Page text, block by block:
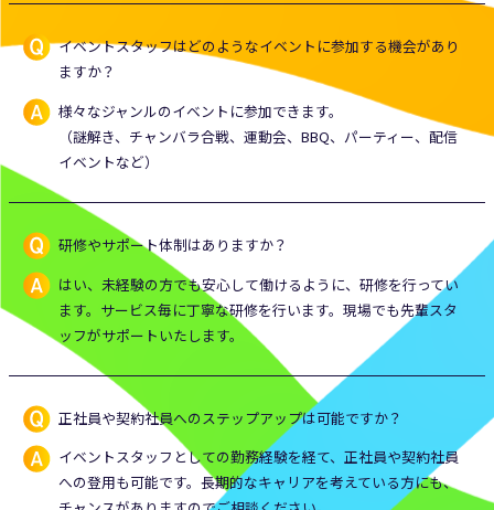
イベントスタッフはどのようなイベントに参加する機会があり
ますか？
様々なジャンルのイベントに参加できます。
（謎解き、チャンバラ合戦、運動会、BBQ、パーティー、配信
イベントなど）
研修やサポート体制はありますか？
はい、未経験の方でも安心して働けるように、研修を行ってい
ます。サービス毎に丁寧な研修を行います。現場でも先輩スタ
ッフがサポートいたします。
正社員や契約社員へのステップアップは可能ですか？
イベントスタッフとしての勤務経験を経て、正社員や契約社員
への登用も可能です。長期的なキャリアを考えている方にも、